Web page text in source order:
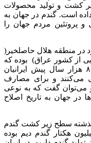
کشت و تولید محصولات
است. گندم در جهان به
از انرژی و پروتئین مردم جهان را
در منطقه هلال حاصلخیر(
از کشور عراق) بوده که
مرکز تکامل گندم جهان است. حدود ۸ هزار سال پیش ایرانیان
می‌کنند و برای مصارف
می‌توان گفت که به نوعی
در جهان به تاریخ اصلاح
طور متوسط طی ۳۰ سال گذشته سطح زیر کشت گندم
۲ میلیون هکتار گندم آبی و ۴ میلیون هکتار گندم دیم بوده